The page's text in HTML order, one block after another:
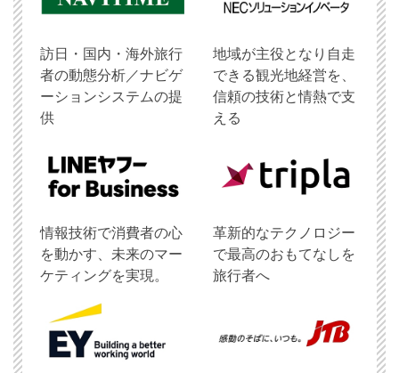
訪日・国内・海外旅行
者の動態分析／ナビゲ
ーションシステムの提
供
地域が主役となり自走
できる観光地経営を、
信頼の技術と情熱で支
える
情報技術で消費者の心
を動かす、未来のマー
ケティングを実現。
革新的なテクノロジー
で最高のおもてなしを
旅行者へ